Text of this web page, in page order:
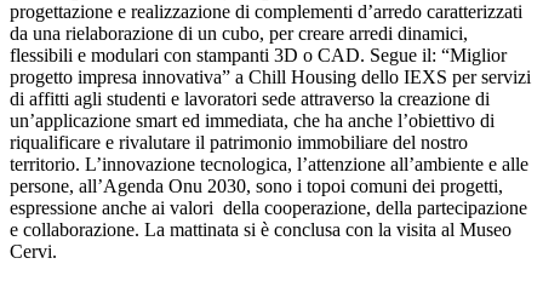
progettazione e realizzazione di complementi d’arredo caratterizzati
da una rielaborazione di un cubo, per creare arredi dinamici,
flessibili e modulari con stampanti 3D o CAD. Segue il: “Miglior
progetto impresa innovativa” a Chill Housing dello IEXS per servizi
di affitti agli studenti e lavoratori sede attraverso la creazione di
un’applicazione smart ed immediata, che ha anche l’obiettivo di
riqualificare e rivalutare il patrimonio immobiliare del nostro
territorio. L’innovazione tecnologica, l’attenzione all’ambiente e alle
persone, all’Agenda Onu 2030, sono i topoi comuni dei progetti,
espressione anche ai valori della cooperazione, della partecipazione
e collaborazione. La mattinata si è conclusa con la visita al Museo
Cervi.